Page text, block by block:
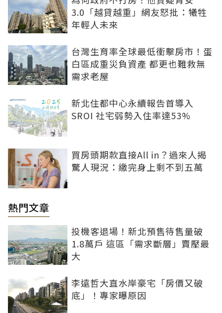
3.0「越貸越重」網友怒批：犧牲
年輕人未來
台灣生育率全球最低衝擊房市！蛋
白區成重災負資產 都更也難救無
需求老屋
新北住都中心永續報告首導入
SROI 社宅弱勢入住率達53%
買房頭期款直接All in？過來人揭
驚人現況：繳完身上剩不到五萬
熱門文章
投機客退場！新北預售待售量破
1.8萬戶 這區「需求斷層」賣壓最
大
李遠哲大直水岸豪宅「房價又破
底」！專家曝原因